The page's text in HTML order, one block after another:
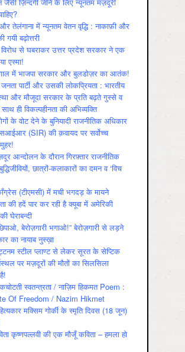
तेलंगाना में न्यूनतम वेतन वृद्धि : नाकाफ़ी और
गयी बढ़ोत्तरी
से घबराकर उत्तर प्रदेश सरकार ने एक
एस्मा!
में भाजपा सरकार और बुलडोज़र का आतंक!
पार्टी और उसकी लोकप्रियता : भारतीय
और मौजूदा सरकार के प्रति बढ़ते गुस्‍से व
ही विकल्‍पहीनता की अभिव्‍यक्ति
के वोट देने के बुनियादी राजनीतिक अधिकार
(SIR) की क़वायद पर सर्वोच्च
आन्दोलन के दौरान गिरफ़्तार राजनीतिक
छात्रों-कलाकारों का दमन व ‘विच
(टीएमसी) में मची भगदड़ के मायने
की हदें पार कर रही है क्यूबा में अमेरिकी
घेराबन्दी
बेरोज़गारी भगाओ!” बेरोज़गारी से लड़ने
का नायाब नुस्ख़ा
स्टील प्लाण्ट से लेकर सूरत के सेप्टिक
पर मज़दूरों की मौतों का सिलसिला
स्वतन्त्रता / नाज़िम हिकमत Poem :
Of Freedom / Nazim Hikmet
मक्सिम गोर्की के स्मृति दिवस (18 जून)
कृष्णपल्लवी की एक मौजूँ कविता – हमला हो